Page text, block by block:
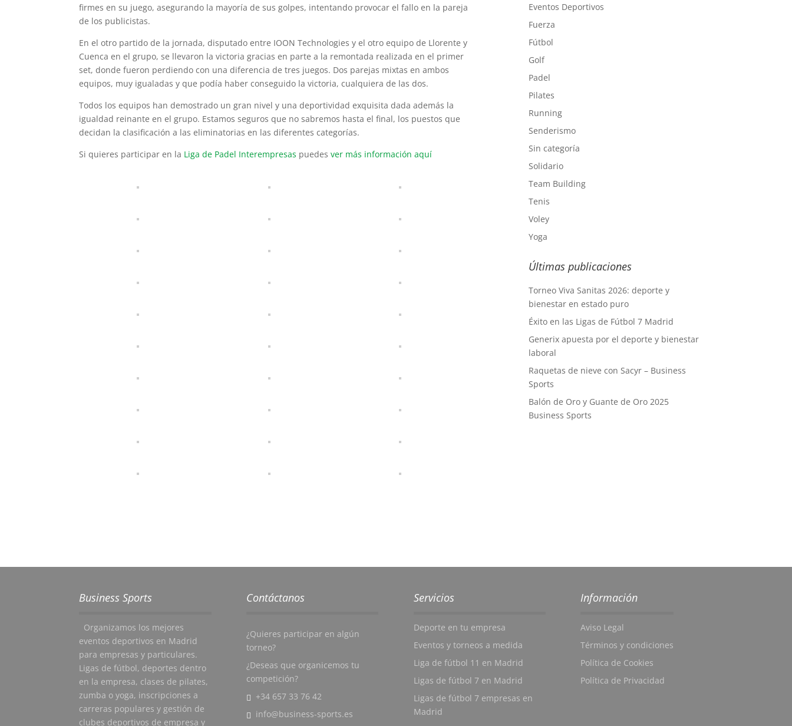
firmes en su juego, asegurando la mayoría de sus golpes, intentando provocar el fallo en la pareja
de los publicistas.
En el otro partido de la jornada, disputado entre IOON Technologies y el otro equipo de Llorente y
Cuenca en el grupo, se llevaron la victoria gracias en parte a la remontada realizada en el primer
set, donde fueron perdiendo con una diferencia de tres juegos. Dos parejas mixtas en ambos
equipos, muy igualadas y que podía haber conseguido la victoria, cualquiera de las dos.
Todos los equipos han demostrado un gran nivel y una deportividad exquisita dada además la
igualdad reinante en el grupo. Estamos seguros que no sabremos hasta el final, los puestos que
decidan la clasificación a las eliminatorias en las diferentes categorías.
Si quieres participar en la Liga de Padel Interempresas puedesver más información aquí
Eventos Deportivos
Fuerza
Fútbol
Golf
Padel
Pilates
Running
Senderismo
Sin categoría
Solidario
Team Building
Tenis
Voley
Yoga
Últimas publicaciones
Torneo Viva Sanitas 2026: deporte y
bienestar en estado puro
Éxito en las Ligas de Fútbol 7 Madrid
Generix apuesta por el deporte y bienestar
laboral
Raquetas de nieve con Sacyr – Business
Sports
Balón de Oro y Guante de Oro 2025
Business Sports
Business Sports
Organizamos los mejores
eventos deportivos en Madrid
para empresas y particulares.
Ligas de fútbol, deportes dentro
en la empresa, clases de pilates,
zumba o yoga, inscripciones a
carreras populares y gestión de
clubes deportivos de empresa y
Contáctanos
¿Quieres participar en algún
torneo?
¿Deseas que organicemos tu
competición?
+34 657 33 76 42
info@business-sports.es
Servicios
Deporte en tu empresa
Eventos y torneos a medida
Liga de fútbol 11 en Madrid
Ligas de fútbol 7 en Madrid
Ligas de fútbol 7 empresas en
Madrid
Información
Aviso Legal
Términos y condiciones
Política de Cookies
Política de Privacidad